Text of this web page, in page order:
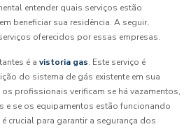
entender quais serviços estão
beneficiar sua residência. A seguir,
oferecidos por essas empresas.
é a vistoria gas. Este serviço é
do sistema de gás existente em sua
os profissionais verificam se há vazamentos,
e se os equipamentos estão funcionando
crucial para garantir a segurança dos